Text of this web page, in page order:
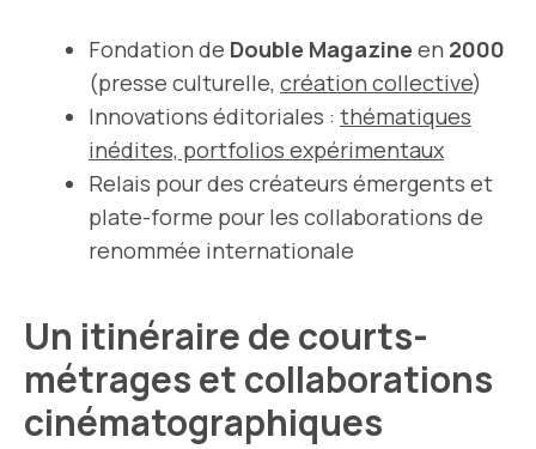
Fondation de Double Magazine en 2000
(presse culturelle, création collective)
Innovations éditoriales : thématiques
inédites, portfolios expérimentaux
Relais pour des créateurs émergents et
plate-forme pour les collaborations de
renommée internationale
Un itinéraire de courts-
métrages et collaborations
cinématographiques